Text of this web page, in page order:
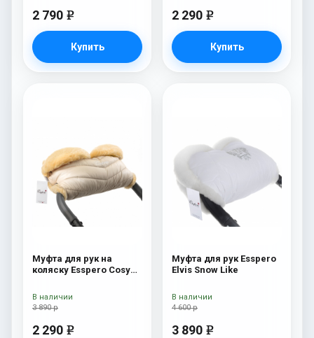
2 790 e
Купить
2 290 e
Купить
Муфта для рук на
коляску Esspero Cosy
3 890 р
2 290 e
В наличии
Муфта для рук Esspero
Elvis Snow Like
4 600 р
3 890 e
В наличии